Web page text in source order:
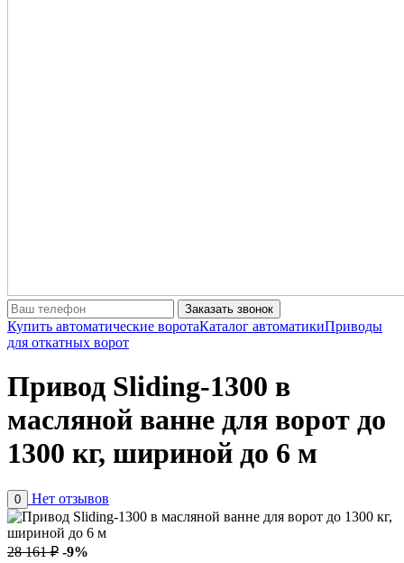
Заказать звонок
Купить автоматические воротаКаталог автоматикиПриводы
для откатных ворот
Привод Sliding-1300 в
масляной ванне для ворот до
1300 кг, шириной до 6 м
0 Нет отзывов
28 161 ₽ -9%